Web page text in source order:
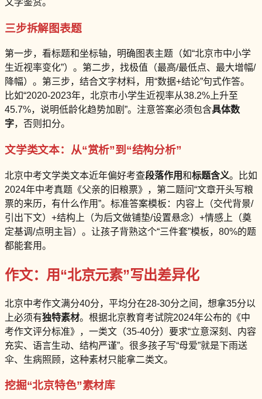
文学鉴赏。
三步拆解图表题
第一步，看标题和坐标轴，明确图表主题（如“北京市中小学
生近视率变化”）。第二步，找极值（最高/最低点、最大增幅/
降幅）。第三步，结合文字材料，用“数据+结论”句式作答。
比如“2020-2023年，北京市小学生近视率从38.2%上升至
45.7%，说明低龄化趋势加剧”。注意答案必须包含具体数
字，否则扣分。
文学类文本：从“赏析”到“结构分析”
北京中考文学类文本近年偏好考查段落作用和标题含义。比如
2024年中考真题《父亲的旧粮票》，第二题问“文章开头写粮
票的来历，有什么作用”。标准答案模板：内容上（交代背景/
引出下文）+结构上（为后文做铺垫/设置悬念）+情感上（奠
定基调/点明主旨）。让孩子背熟这个“三件套”模板，80%的题
都能套用。
作文：用“北京元素”写出差异化
北京中考作文满分40分，平均分在28-30分之间，想拿35分以
上必须有独特素材。根据北京教育考试院2024年公布的《中
考作文评分标准》，一类文（35-40分）要求“立意深刻、内容
充实、语言生动、结构严谨”。很多孩子写“母爱”就是下雨送
伞、生病照顾，这种素材只能拿二类文。
挖掘“北京特色”素材库